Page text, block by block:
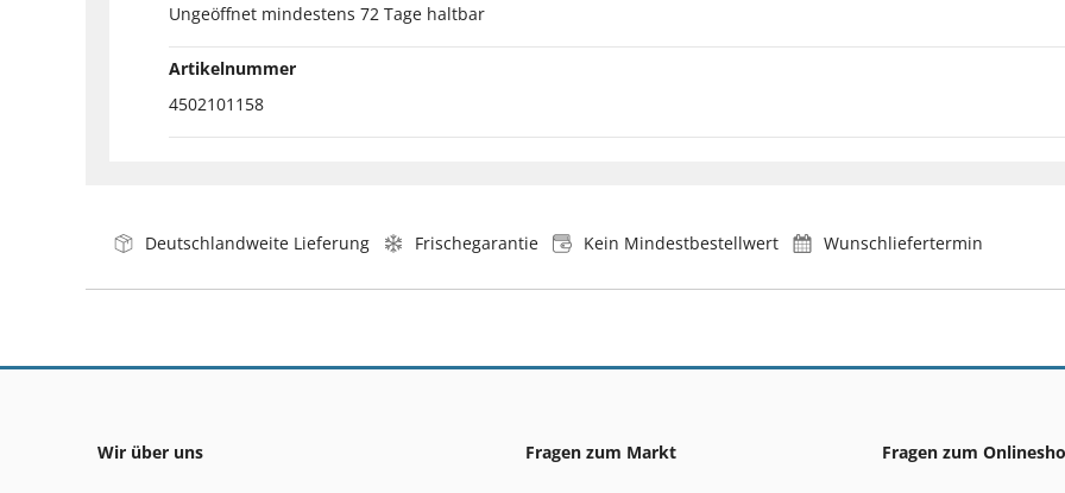
Ungeöffnet mindestens 72 Tage haltbar
Artikelnummer
4502101158
Deutschlandweite Lieferung Frischegarantie Kein Mindestbestellwert Wunschliefertermin
Wir über uns Fragen zum Markt Fragen zum